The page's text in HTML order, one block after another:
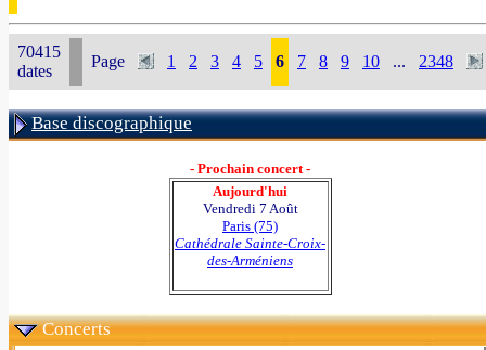
70415
dates
Page 1 2 3 4 5 6 7 8 9 10 ... 2348
Base discographique
- Prochain concert -
Aujourd'hui
Vendredi 7 Août
Paris (75)
Cathédrale Sainte-Croix-
des-Arméniens
Concerts